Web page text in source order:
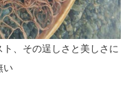
、その逞しさと美しさに
い